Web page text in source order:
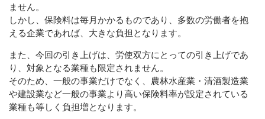
ません。
しかし、保険料は毎月かかるものであり、多数の労働者を抱
える企業であれば、大きな負担となります。
また、今回の引き上げは、労使双方にとっての引き上げであ
り、対象となる業種も限定されません。
そのため、一般の事業だけでなく、農林水産業・清酒製造業
や建設業など一般の事業より高い保険料率が設定されている
業種も等しく負担増となります。